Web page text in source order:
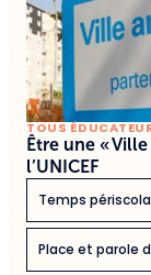
TOUS
Être une «
l’UNICEF
Temps
Place et parole